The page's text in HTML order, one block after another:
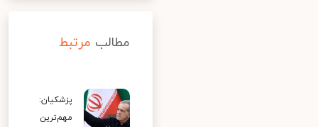
مطالب مرتبط
پزشکیان:
مهم‌ترین